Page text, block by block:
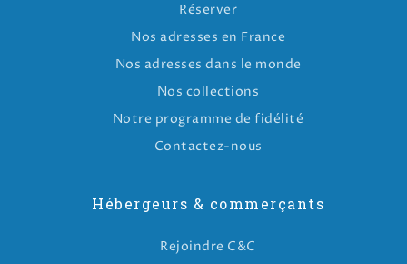
Réserver
Nos adresses en France
Nos adresses dans le monde
Nos collections
Notre programme de fidélité
Contactez-nous
Hébergeurs & commerçants
Rejoindre C&C